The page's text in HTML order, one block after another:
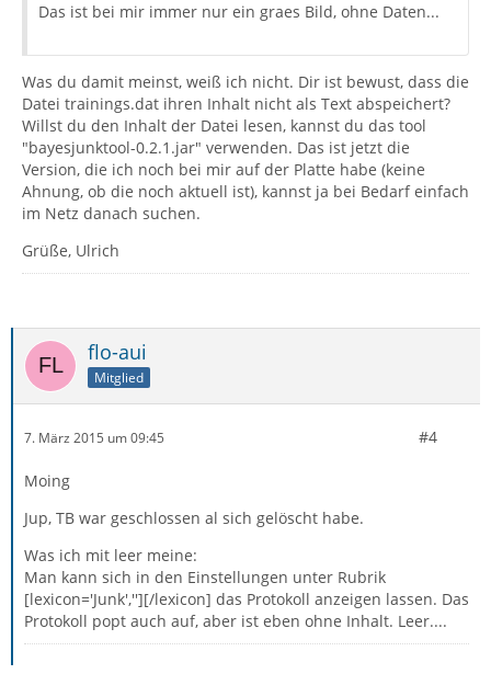
Das ist bei mir immer nur ein graes Bild, ohne Daten...
Was du damit meinst, weiß ich nicht. Dir ist bewust, dass die
Datei trainings.dat ihren Inhalt nicht als Text abspeichert?
Willst du den Inhalt der Datei lesen, kannst du das tool
"bayesjunktool-0.2.1.jar" verwenden. Das ist jetzt die
Version, die ich noch bei mir auf der Platte habe (keine
Ahnung, ob die noch aktuell ist), kannst ja bei Bedarf einfach
im Netz danach suchen.
Grüße, Ulrich
flo-aui
Mitglied
7. März 2015 um 09:45 #4
Moing
Jup, TB war geschlossen al sich gelöscht habe.
Was ich mit leer meine:
Man kann sich in den Einstellungen unter Rubrik
[lexicon='Junk',''][/lexicon] das Protokoll anzeigen lassen. Das
Protokoll popt auch auf, aber ist eben ohne Inhalt. Leer....